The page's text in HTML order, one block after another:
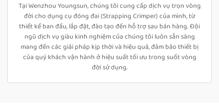
Tại Wenzhou Youngsun, chúng tôi cung cấp dịch vụ trọn vòng
đời cho dụng cụ đóng đai (Strapping Crimper) của mình, từ
thiết kế ban đầu, lắp đặt, đào tạo đến hỗ trợ sau bán hàng. Đội
ngũ dịch vụ giàu kinh nghiệm của chúng tôi luôn sẵn sàng
mang đến các giải pháp kịp thời và hiệu quả, đảm bảo thiết bị
của quý khách vận hành ở hiệu suất tối ưu trong suốt vòng
đời sử dụng.